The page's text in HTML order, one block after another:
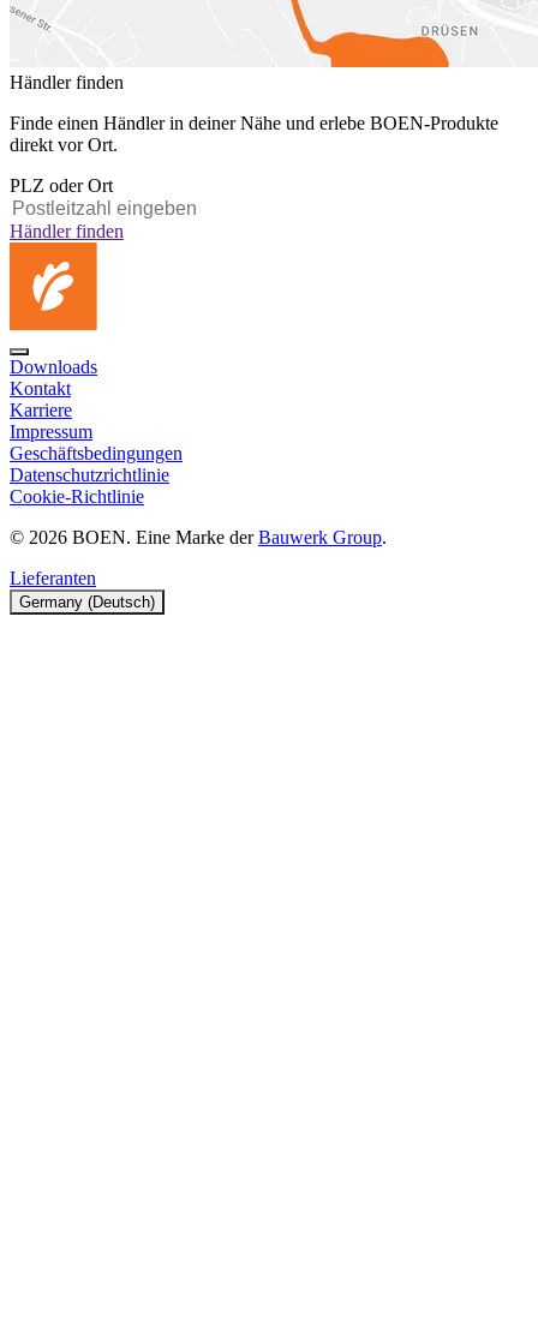
Händler finden
Finde einen Händler in deiner Nähe und erlebe BOEN-Produkte
direkt vor Ort.
PLZ oder Ort
Händler finden
Downloads
Kontakt
Karriere
Impressum
Geschäftsbedingungen
Datenschutzrichtlinie
Cookie-Richtlinie
© 2026 BOEN. Eine Marke derBauwerk Group.
Lieferanten
Germany (Deutsch)